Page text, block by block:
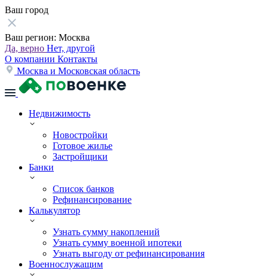
Ваш город
Ваш регион: Москва
Да, верно Нет, другой
О компании Контакты
Москва и Московская область
Недвижимость
Новостройки
Готовое жилье
Застройщики
Банки
Список банков
Рефинансирование
Калькулятор
Узнать сумму накоплений
Узнать сумму военной ипотеки
Узнать выгоду от рефинансирования
Военнослужащим